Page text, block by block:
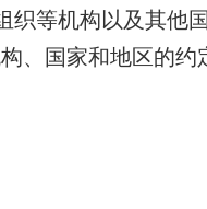
织等机构以及其他
、国家和地区的约